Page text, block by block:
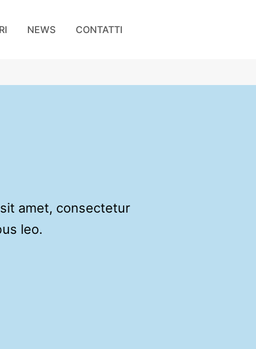
NEWS CONTATTI
amet, consectetur
leo.